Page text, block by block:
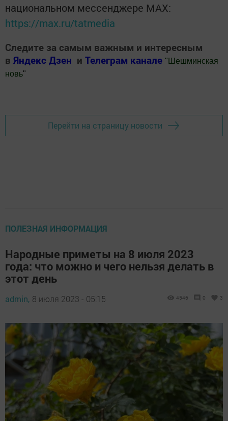
национальном мессенджере MАХ:
https://max.ru/tatmedia
Следите за самым важным и интересным
в Яндекс Дзен и Телеграм канале " Шешминская
новь"
Перейти на страницу новости
ПОЛЕЗНАЯ ИНФОРМАЦИЯ
Народные приметы на 8 июля 2023
года: что можно и чего нельзя делать в
этот день
admin, 8 июля 2023 - 05:15 4546 0 3